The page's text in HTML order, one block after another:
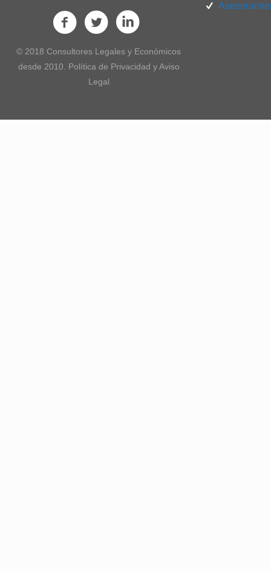
© 2018 Consultores Legales y Económicos
desde 2010. Política de Privacidad y Aviso
Legal